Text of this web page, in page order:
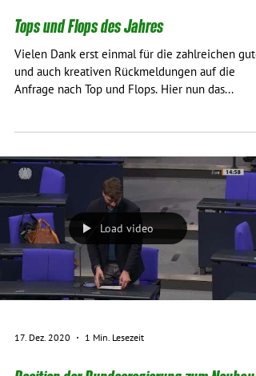
18. Dez. 2020 2 Min. Lesezeit
Tops und Flops des Jahres
Vielen Dank erst einmal für die zahlreichen
Anfrage nach Top und Flops. Hier nun das...
Load video